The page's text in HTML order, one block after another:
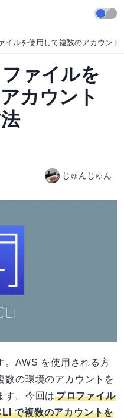
イルを使用して複数のアカウント
ァイルを
カウント
じゅんじゅん
。AWS を使用される方
数の環境のアカウントを
す。今回はプロファイル
で複数のアカウントを